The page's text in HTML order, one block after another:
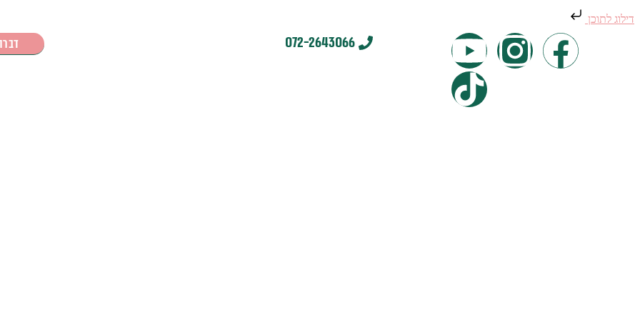
דילוג לתוכן
072-2643066